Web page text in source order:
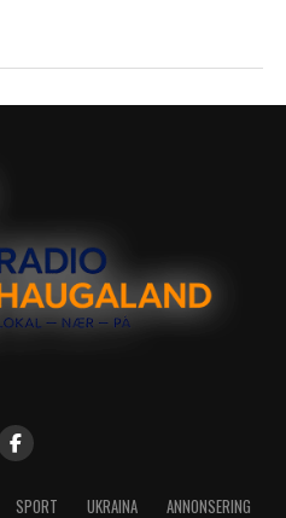
SPORT UKRAINA ANNONSERING